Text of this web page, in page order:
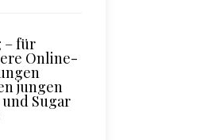
– für
Online-
jungen
Sugar